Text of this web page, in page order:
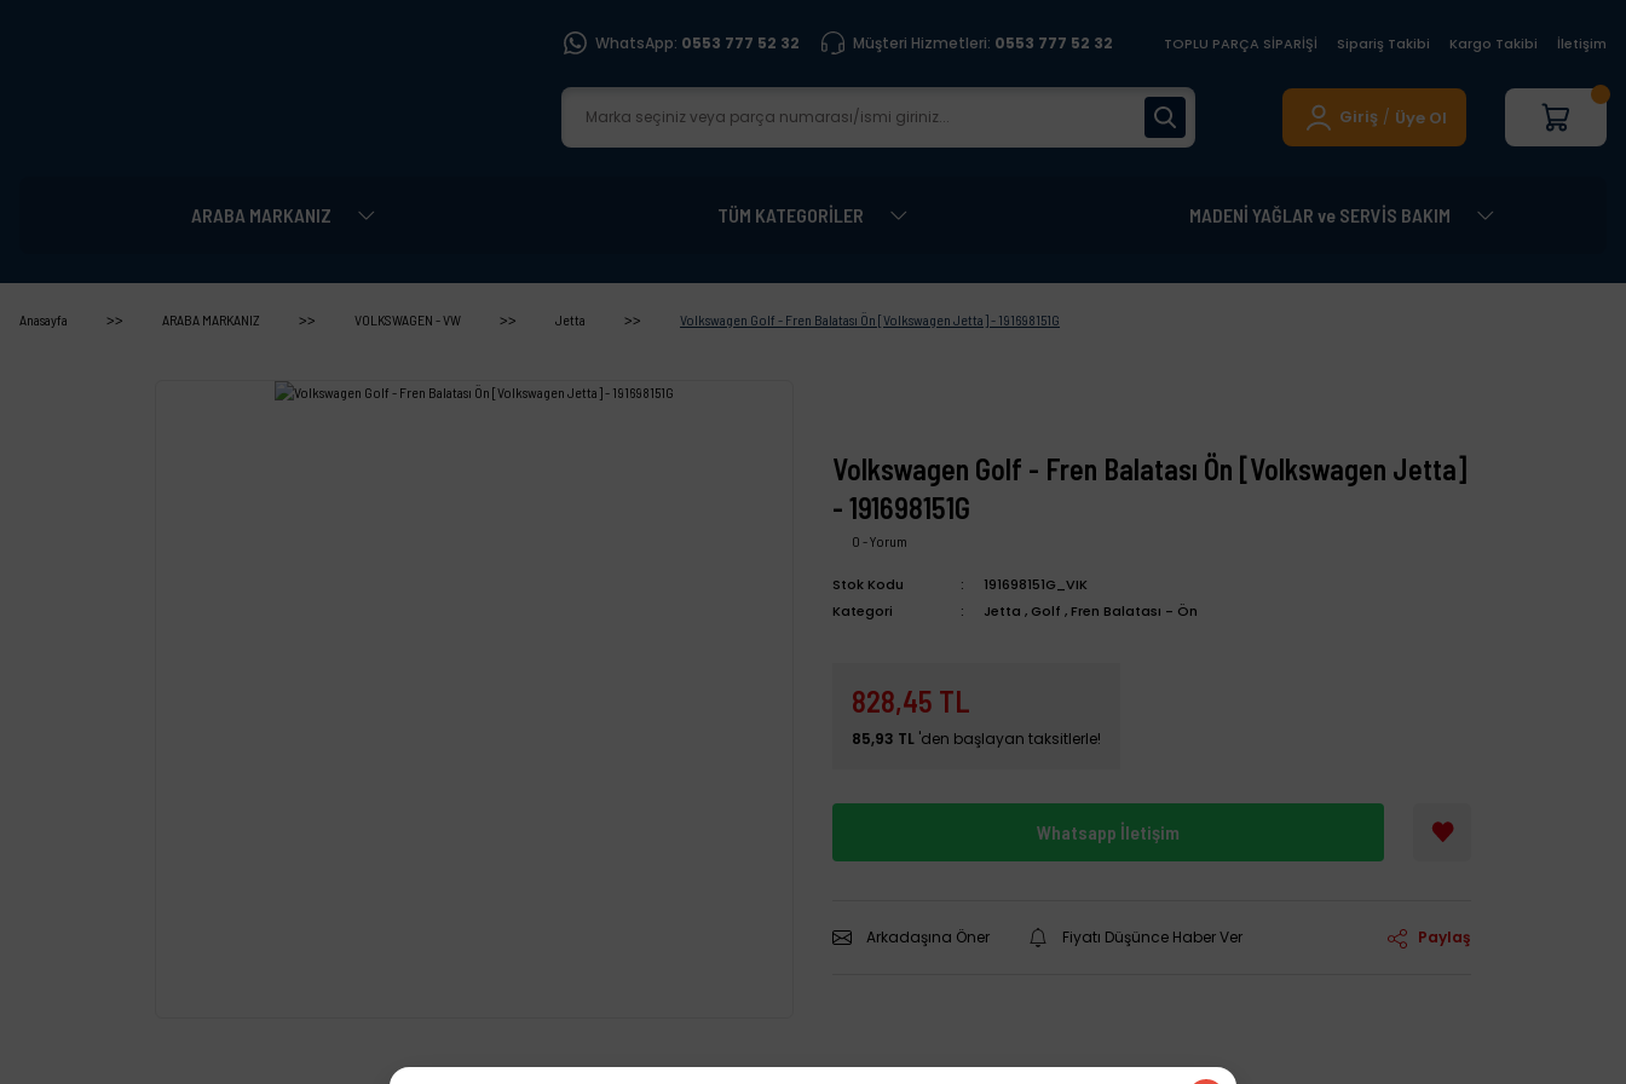
WhatsApp: 0553 777 52 32 Müşteri Hizmetleri: 0553 777 52 32 TOPLU PARÇA SİPARİŞİ Sipariş Takibi Kargo Takibi İletişim
Giriş / Üye Ol
ARABA MARKANIZ TÜM KATEGORİLER MADENİ YAĞLAR ve SERVİS BAKIM
Anasayfa ARABA MARKANIZ VOLKSWAGEN - VW Jetta Volkswagen Golf - Fren Balatası Ön [Volkswagen Jetta] - 191698151G
Volkswagen Golf - Fren Balatası Ön [Volkswagen Jetta]
- 191698151G
0 - Yorum
Stok Kodu
191698151G_VIK
Kategori
Jetta , Golf , Fren Balatası - Ön
828,45 TL
85,93 TL 'den başlayan taksitlerle!
Whatsapp İletişim
Arkadaşına Öner Fiyatı Düşünce Haber Ver Paylaş